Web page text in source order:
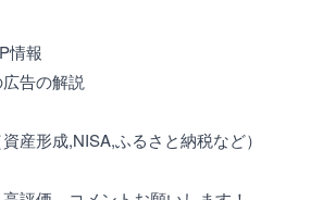
情報
告の解説
産形成,NISA,ふるさと納税など）